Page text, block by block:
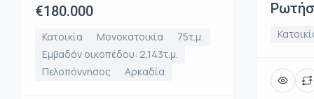
€180.000
Κατοικία Μονοκατοικία
75τ.μ.
Εμβαδόν οικοπέδου: 2,143τ.μ.
Πελοπόννησος
Αρκαδία